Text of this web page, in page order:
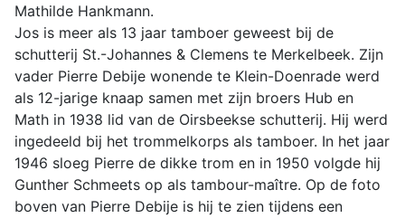
Mathilde Hankmann.
Jos is meer als 13 jaar tamboer geweest bij de
schutterij St.-Johannes & Clemens te Merkelbeek. Zijn
vader Pierre Debije wonende te Klein-Doenrade werd
als 12-jarige knaap samen met zijn broers Hub en
Math in 1938 lid van de Oirsbeekse schutterij. Hij werd
ingedeeld bij het trommelkorps als tamboer. In het jaar
1946 sloeg Pierre de dikke trom en in 1950 volgde hij
Gunther Schmeets op als tambour-maître. Op de foto
boven van Pierre Debije is hij te zien tijdens een